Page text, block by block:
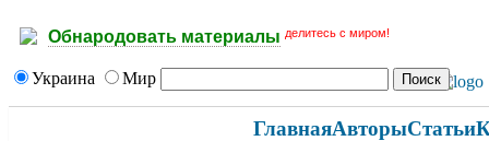
Обнародовать материалы делитесь с миром!
Украина Мир
ГлавнаяАвторыСтатьи